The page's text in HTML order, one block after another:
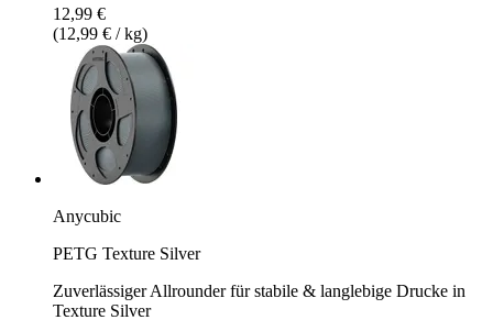
12,99 €
(12,99 € / kg)
Anycubic
PETG Texture Silver
Zuverlässiger Allrounder für stabile & langlebige Drucke in
Texture Silver